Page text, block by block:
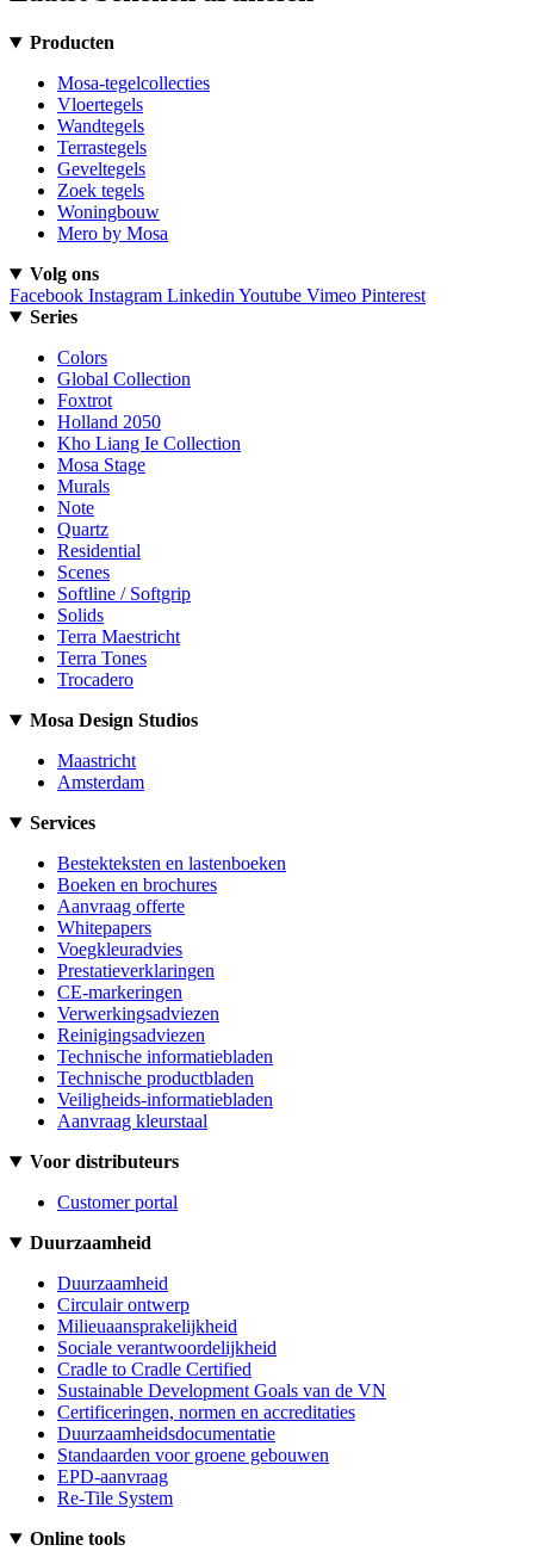
Producten
Mosa-tegelcollecties
Vloertegels
Wandtegels
Terrastegels
Geveltegels
Zoek tegels
Woningbouw
Mero by Mosa
Volg ons
Facebook Instagram Linkedin Youtube Vimeo Pinterest
Series
Colors
Global Collection
Foxtrot
Holland 2050
Kho Liang Ie Collection
Mosa Stage
Murals
Note
Quartz
Residential
Scenes
Softline / Softgrip
Solids
Terra Maestricht
Terra Tones
Trocadero
Mosa Design Studios
Maastricht
Amsterdam
Services
Bestekteksten en lastenboeken
Boeken en brochures
Aanvraag offerte
Whitepapers
Voegkleuradvies
Prestatieverklaringen
CE-markeringen
Verwerkingsadviezen
Reinigingsadviezen
Technische informatiebladen
Technische productbladen
Veiligheids-informatiebladen
Aanvraag kleurstaal
Voor distributeurs
Customer portal
Duurzaamheid
Duurzaamheid
Circulair ontwerp
Milieuaansprakelijkheid
Sociale verantwoordelijkheid
Cradle to Cradle Certified
Sustainable Development Goals van de VN
Certificeringen, normen en accreditaties
Duurzaamheidsdocumentatie
Standaarden voor groene gebouwen
EPD-aanvraag
Re-Tile System
Online tools